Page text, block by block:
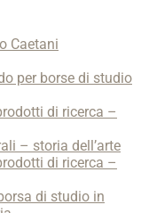
Caetani
per borse di studio
di ricerca –
– storia dell’arte
di ricerca –
di studio in